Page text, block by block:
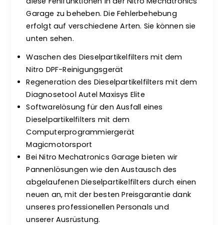
Garage zu beheben. Die Fehlerbehebung
erfolgt auf verschiedene Arten. Sie können sie
unten sehen.
Waschen des Dieselpartikelfilters mit dem
Nitro DPF-Reinigungsgerät
Regeneration des Dieselpartikelfilters mit dem
Diagnosetool Autel Maxisys Elite
Softwarelösung für den Ausfall eines
Dieselpartikelfilters mit dem
Computerprogrammiergerät
Magicmotorsport
Bei Nitro Mechatronics Garage bieten wir
Pannenlösungen wie den Austausch des
abgelaufenen Dieselpartikelfilters durch einen
neuen an, mit der besten Preisgarantie dank
unseres professionellen Personals und
unserer Ausrüstung.